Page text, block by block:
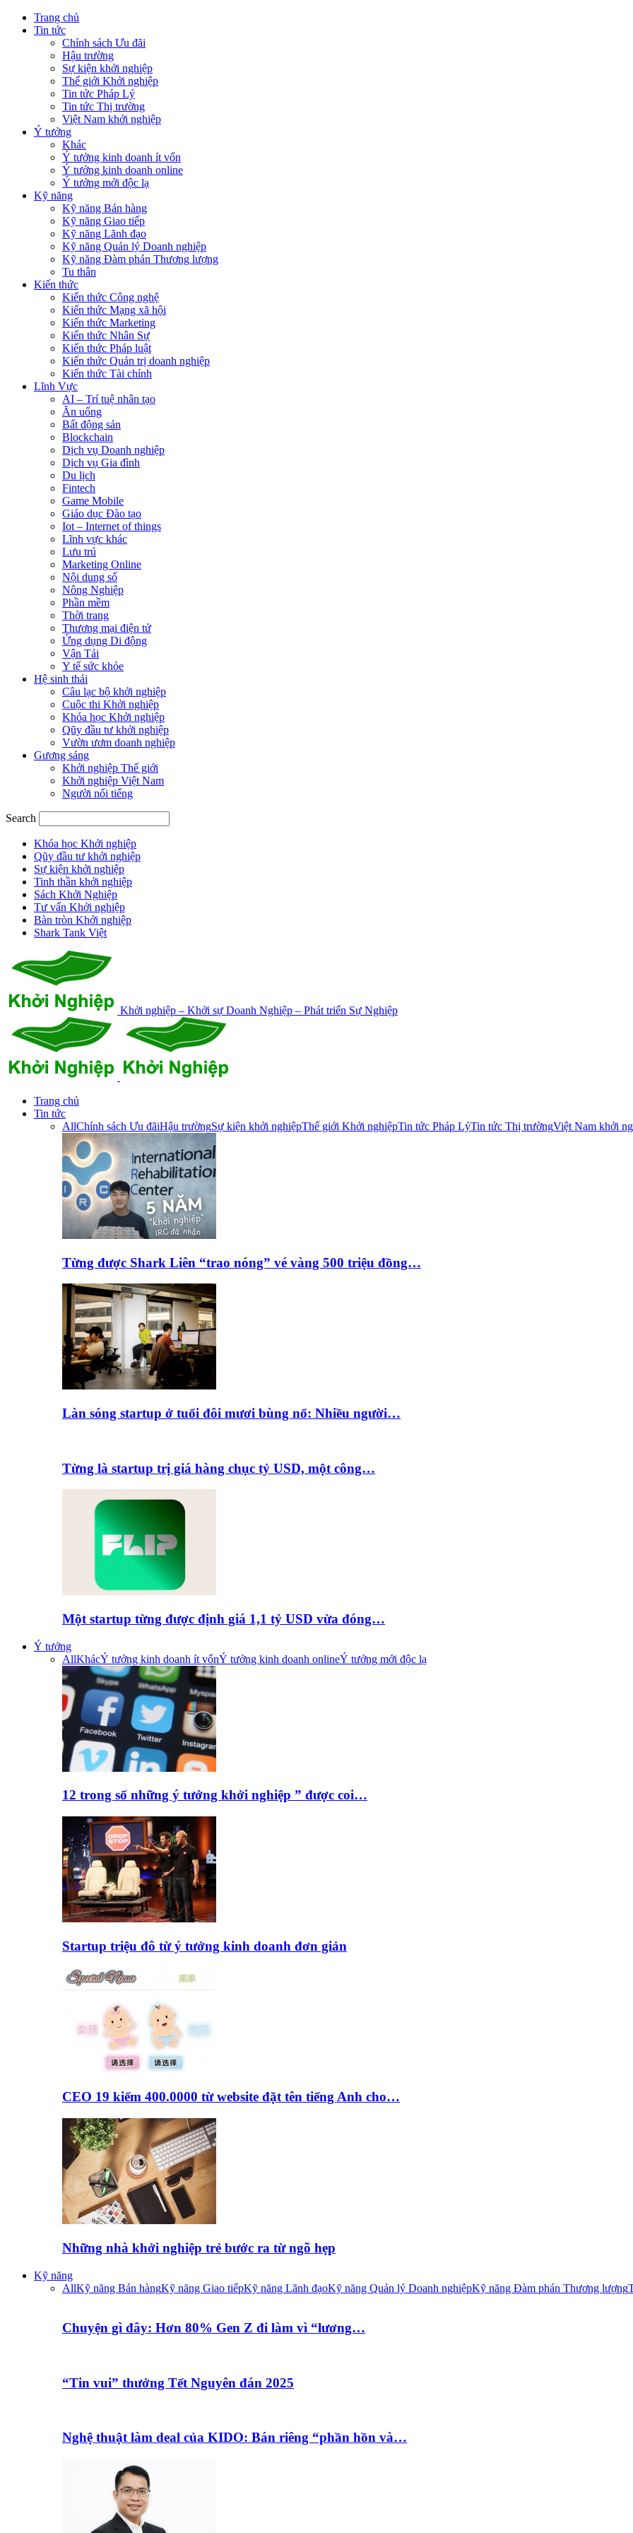
Trang chủ
Tin tức
Chính sách Ưu đãi
Hậu trường
Sự kiện khởi nghiệp
Thế giới Khởi nghiệp
Tin tức Pháp Lý
Tin tức Thị trường
Việt Nam khởi nghiệp
Ý tưởng
Khác
Ý tưởng kinh doanh ít vốn
Ý tưởng kinh doanh online
Ý tưởng mới độc lạ
Kỹ năng
Kỹ năng Bán hàng
Kỹ năng Giao tiếp
Kỹ năng Lãnh đạo
Kỹ năng Quản lý Doanh nghiệp
Kỹ năng Đàm phán Thương lượng
Tu thân
Kiến thức
Kiến thức Công nghệ
Kiến thức Mạng xã hội
Kiến thức Marketing
Kiến thức Nhân Sự
Kiến thức Pháp luật
Kiến thức Quản trị doanh nghiệp
Kiến thức Tài chính
Lĩnh Vực
AI – Trí tuệ nhân tạo
Ăn uống
Bất động sản
Blockchain
Dịch vụ Doanh nghiệp
Dịch vụ Gia đình
Du lịch
Fintech
Game Mobile
Giáo dục Đào tạo
Iot – Internet of things
Lĩnh vực khác
Lưu trú
Marketing Online
Nội dung số
Nông Nghiệp
Phần mềm
Thời trang
Thương mại điện tử
Ứng dụng Di động
Vận Tải
Y tế sức khỏe
Hệ sinh thái
Câu lạc bộ khởi nghiệp
Cuộc thi Khởi nghiệp
Khóa học Khởi nghiệp
Qũy đầu tư khởi nghiệp
Vườn ươm doanh nghiệp
Gương sáng
Khởi nghiệp Thế giới
Khởi nghiệp Việt Nam
Người nổi tiếng
Search
Khóa học Khởi nghiệp
Qũy đầu tư khởi nghiệp
Sự kiện khởi nghiệp
Tinh thần khởi nghiệp
Sách Khởi Nghiệp
Tư vấn Khởi nghiệp
Bàn tròn Khởi nghiệp
Shark Tank Việt
Khởi nghiệp – Khởi sự Doanh Nghiệp – Phát triển Sự Nghiệp
Trang chủ
Tin tức
AllChính sách Ưu đãiHậu trườngSự kiện khởi nghiệpThế giới Khởi nghiệpTin tức Pháp LýTin tức Thị trườngViệt Nam khởi
Từng được Shark Liên “trao nóng” vé vàng 500 triệu đồng…
Làn sóng startup ở tuổi đôi mươi bùng nổ: Nhiều người…
Từng là startup trị giá hàng chục tỷ USD, một công…
Một startup từng được định giá 1,1 tỷ USD vừa đóng…
Ý tưởng
AllKhácÝ tưởng kinh doanh ít vốnÝ tưởng kinh doanh onlineÝ tưởng mới độc lạ
12 trong số những ý tưởng khởi nghiệp ” được coi…
Startup triệu đô từ ý tưởng kinh doanh đơn giản
CEO 19 kiếm 400.0000 từ website đặt tên tiếng Anh cho…
Những nhà khởi nghiệp trẻ bước ra từ ngõ hẹp
Kỹ năng
AllKỹ năng Bán hàngKỹ năng Giao tiếpKỹ năng Lãnh đạoKỹ năng Quản lý Doanh nghiệpKỹ năng Đàm phán Thương lượng
Chuyện gì đây: Hơn 80% Gen Z đi làm vì “lương…
“Tin vui” thưởng Tết Nguyên đán 2025
Nghệ thuật làm deal của KIDO: Bán riêng “phần hồn và…